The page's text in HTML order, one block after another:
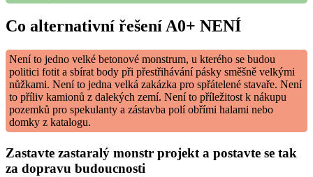
Co alternativní řešení A0+ NENÍ
Není to jedno velké betonové monstrum, u kterého se budou
politici fotit a sbírat body při přestřihávání pásky směšně velkými
nůžkami. Není to jedna velká zakázka pro spřátelené stavaře. Není
to příliv kamionů z dalekých zemí. Není to příležitost k nákupu
pozemků pro spekulanty a zástavba polí obřími halami nebo
domky z katalogu.
Zastavte zastaralý monstr projekt a postavte se tak
za dopravu budoucnosti